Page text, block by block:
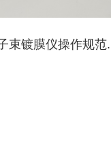
束镀膜仪操作规范